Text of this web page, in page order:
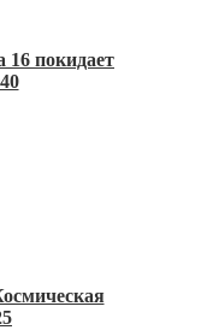
покидает